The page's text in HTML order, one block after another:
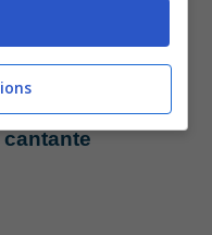
Price of
retroscena
una